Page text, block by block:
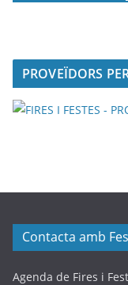
PROVEÏDORS
Contacta amb
Agenda de Fires i